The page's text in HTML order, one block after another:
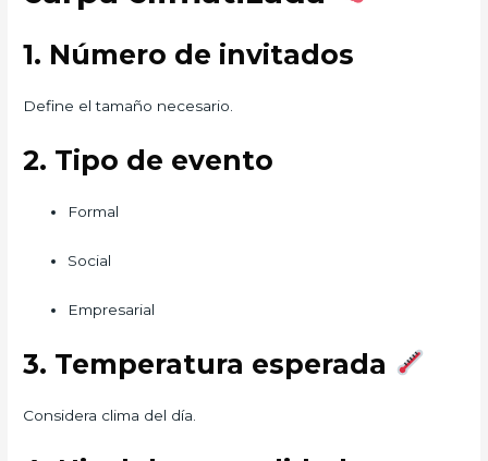
1. Número de invitados
Define el tamaño necesario.
2. Tipo de evento
Formal
Social
Empresarial
3. Temperatura esperada
Considera clima del día.